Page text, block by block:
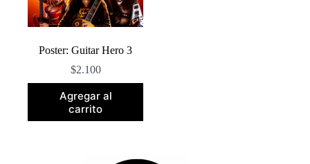
Poster: Guitar Hero 3
$2.100
Agregar al
carrito